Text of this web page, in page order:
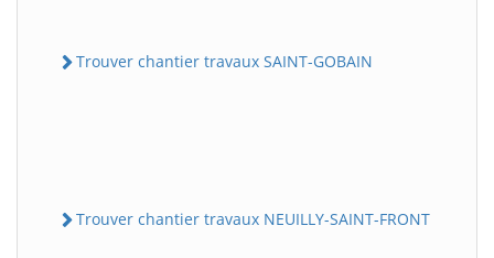
Trouver chantier travaux SAINT-GOBAIN
Trouver chantier travaux NEUILLY-SAINT-FRONT